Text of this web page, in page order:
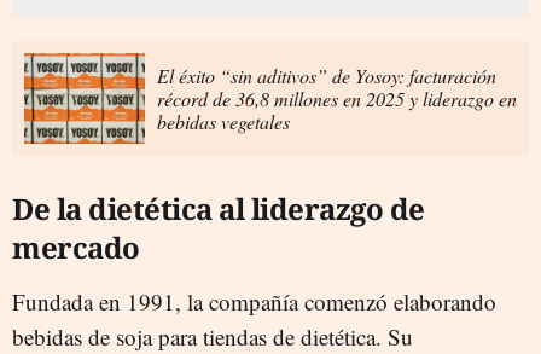
El éxito “sin aditivos” de Yosoy: facturación
récord de 36,8 millones en 2025 y liderazgo en
bebidas vegetales
De la dietética al liderazgo de
mercado
Fundada en 1991, la compañía comenzó elaborando
bebidas de soja para tiendas de dietética. Su